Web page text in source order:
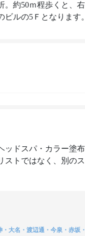
。約50ｍ程歩くと、
ルの5Ｆとなります。
ッドスパ・カラー塗
ストではなく、別の
・大名・渡辺通・今泉・赤坂